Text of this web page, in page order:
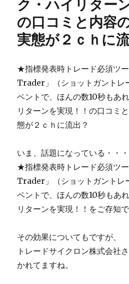
そ！？
２
ち
の
ク
チ
コ
ミ
に
の口コミと内容
実態が２ｃｈに
★指標発表時トレード必須ツ
Trader」（ショットガントレ
ベントで、ほんの数10秒もあ
リターンを実現！！の口コミ
態が２ｃｈに流出？
いま、話題になっている・・・
★指標発表時トレード必須ツ
Trader」（ショットガントレ
ベントで、ほんの数10秒もあ
リターンを実現！！をご存知
その効果についてもですが、
トレードサイクロン株式会社
かれてますね。